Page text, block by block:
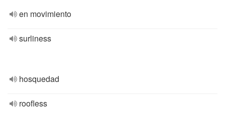
en movimiento
surliness
hosquedad
roofless